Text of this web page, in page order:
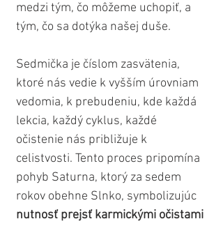
medzi tým, čo môžeme uchopiť, a
tým, čo sa dotýka našej duše.
Sedmička je číslom zasvätenia,
ktoré nás vedie k vyšším úrovniam
vedomia, k prebudeniu, kde každá
lekcia, každý cyklus, každé
očistenie nás približuje k
celistvosti. Tento proces pripomína
pohyb Saturna, ktorý za sedem
rokov obehne Slnko, symbolizujúc
nutnosť prejsť karmickými očistami